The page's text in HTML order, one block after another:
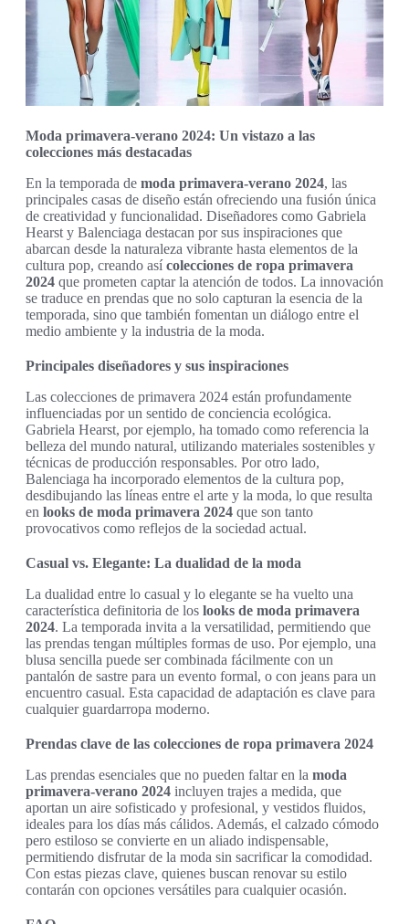
Moda primavera-verano 2024: Un vistazo a las
colecciones más destacadas
En la temporada de moda primavera-verano 2024, las
principales casas de diseño están ofreciendo una fusión única
de creatividad y funcionalidad. Diseñadores como Gabriela
Hearst y Balenciaga destacan por sus inspiraciones que
abarcan desde la naturaleza vibrante hasta elementos de la
cultura pop, creando así colecciones de ropa primavera
2024 que prometen captar la atención de todos. La innovación
se traduce en prendas que no solo capturan la esencia de la
temporada, sino que también fomentan un diálogo entre el
medio ambiente y la industria de la moda.
Principales diseñadores y sus inspiraciones
Las colecciones de primavera 2024 están profundamente
influenciadas por un sentido de conciencia ecológica.
Gabriela Hearst, por ejemplo, ha tomado como referencia la
belleza del mundo natural, utilizando materiales sostenibles y
técnicas de producción responsables. Por otro lado,
Balenciaga ha incorporado elementos de la cultura pop,
desdibujando las líneas entre el arte y la moda, lo que resulta
en looks de moda primavera 2024 que son tanto
provocativos como reflejos de la sociedad actual.
Casual vs. Elegante: La dualidad de la moda
La dualidad entre lo casual y lo elegante se ha vuelto una
característica definitoria de los looks de moda primavera
2024. La temporada invita a la versatilidad, permitiendo que
las prendas tengan múltiples formas de uso. Por ejemplo, una
blusa sencilla puede ser combinada fácilmente con un
pantalón de sastre para un evento formal, o con jeans para un
encuentro casual. Esta capacidad de adaptación es clave para
cualquier guardarropa moderno.
Prendas clave de las colecciones de ropa primavera 2024
Las prendas esenciales que no pueden faltar en la moda
primavera-verano 2024 incluyen trajes a medida, que
aportan un aire sofisticado y profesional, y vestidos fluidos,
ideales para los días más cálidos. Además, el calzado cómodo
pero estiloso se convierte en un aliado indispensable,
permitiendo disfrutar de la moda sin sacrificar la comodidad.
Con estas piezas clave, quienes buscan renovar su estilo
contarán con opciones versátiles para cualquier ocasión.